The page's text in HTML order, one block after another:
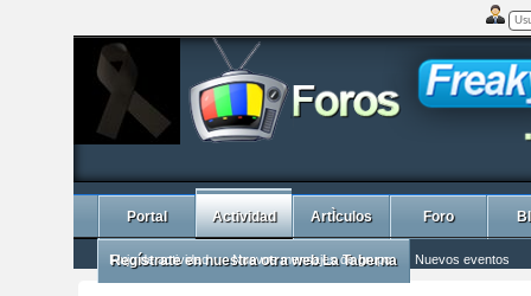
Portal Actividad
Flujo de actividad Nuevos mensajes de grupo Nuevos eventos
ArtÌculos Foro
Regístrate en nuestra otra web La Taberna